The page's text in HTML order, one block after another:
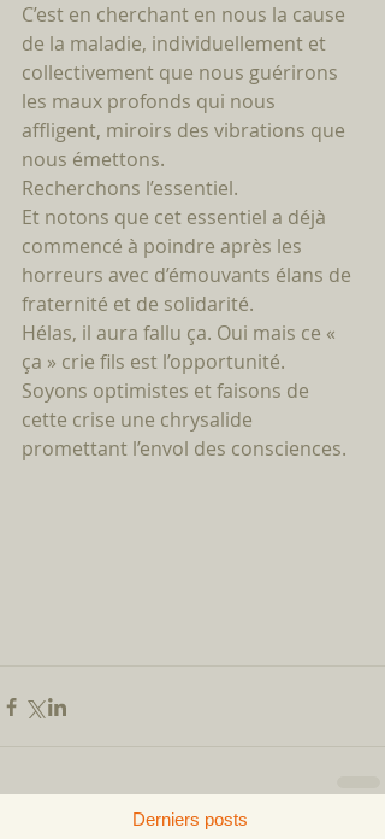
C’est en cherchant en nous la cause
de la maladie, individuellement et
collectivement que nous guérirons
les maux profonds qui nous
affligent, miroirs des vibrations que
nous émettons.
Recherchons l’essentiel.
Et notons que cet essentiel a déjà
commencé à poindre après les
horreurs avec d’émouvants élans de
fraternité et de solidarité.
Hélas, il aura fallu ça. Oui mais ce «
ça » crie fils est l’opportunité.
Soyons optimistes et faisons de
cette crise une chrysalide
promettant l’envol des consciences.
Derniers posts